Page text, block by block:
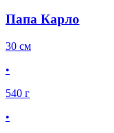
Папа Карло
30 см
•
540 г
•